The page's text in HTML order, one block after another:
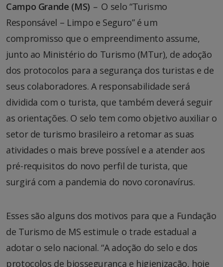
Campo Grande (MS) –O selo “Turismo
Responsável – Limpo e Seguro” é um
compromisso que o empreendimento assume,
junto ao Ministério do Turismo (MTur), de adoção
dos protocolos para a segurança dos turistas e de
seus colaboradores. A responsabilidade será
dividida com o turista, que também deverá seguir
as orientações. O selo tem como objetivo auxiliar o
setor de turismo brasileiro a retomar as suas
atividades o mais breve possível e a atender aos
pré-requisitos do novo perfil de turista, que
surgirá com a pandemia do novo coronavírus.
Esses são alguns dos motivos para que a Fundação
de Turismo de MS estimule o trade estadual a
adotar o selo nacional. “A adoção do selo e dos
protocolos de biossegurança e higienização, hoje